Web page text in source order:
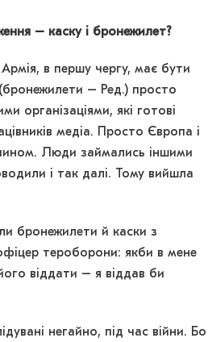
– каску і бронежилет?
в першу чергу, має бути
– Ред.) просто
організаціями, які готові
медіа. Просто Європа і
Люди займались іншими
і так далі. Тому вийшла
бронежилети й каски з
тероборони: якби в мене
віддати – я віддав би
негайно, під час війни. Бо